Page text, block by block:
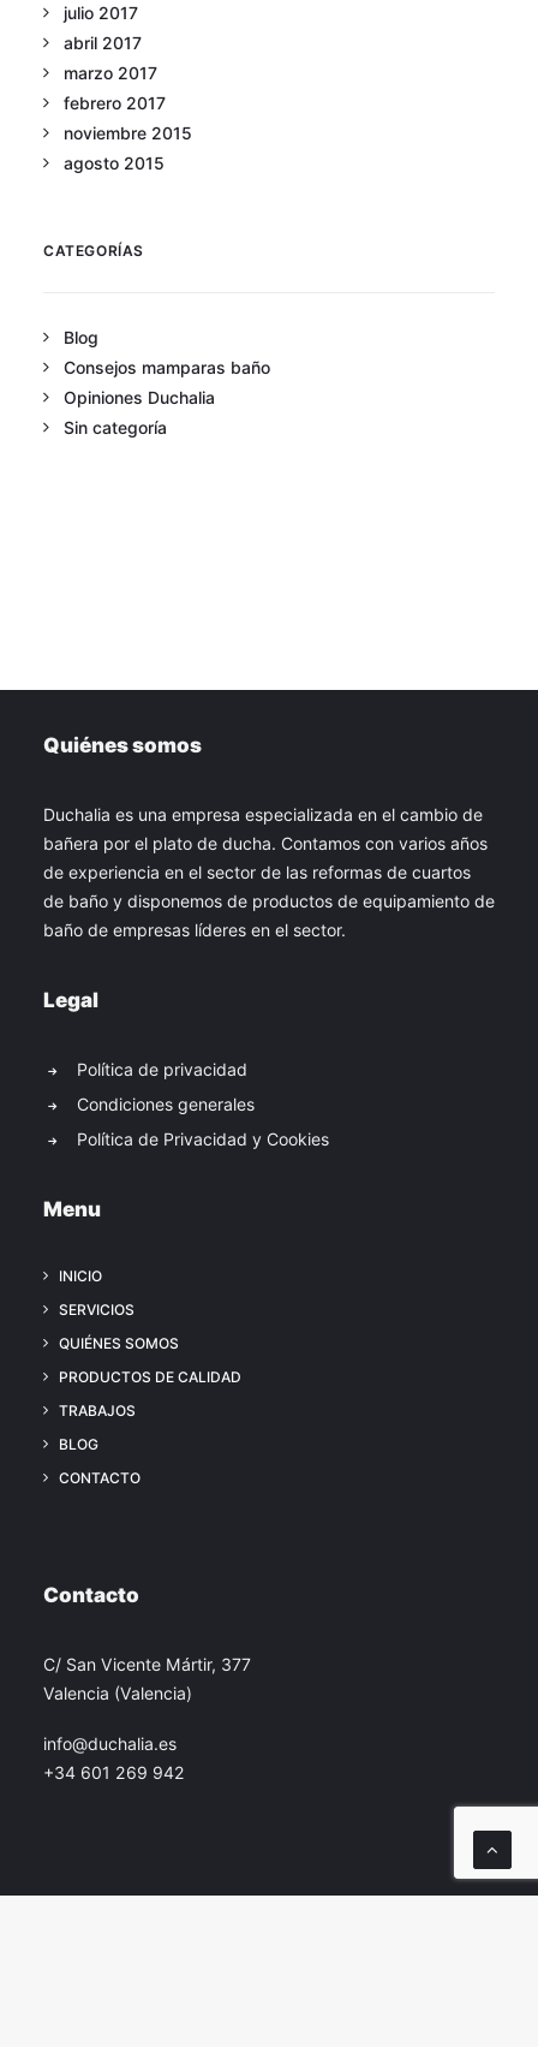
julio 2017
abril 2017
marzo 2017
febrero 2017
noviembre 2015
agosto 2015
CATEGORÍAS
Blog
Consejos mamparas baño
Opiniones Duchalia
Sin categoría
Quiénes somos
Duchalia es una empresa especializada en el cambio de
bañera por el plato de ducha. Contamos con varios años
de experiencia en el sector de las reformas de cuartos
de baño y disponemos de productos de equipamiento de
baño de empresas líderes en el sector.
Legal
Política de privacidad
Condiciones generales
Política de Privacidad y Cookies
Menu
INICIO
SERVICIOS
QUIÉNES SOMOS
PRODUCTOS DE CALIDAD
TRABAJOS
BLOG
CONTACTO
Contacto
C/ San Vicente Mártir, 377
Valencia (Valencia)
info@duchalia.es
+34 601 269 942